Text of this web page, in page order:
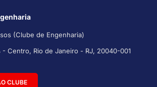
(Clube de Engenharia)
- Centro, Rio de Janeiro - RJ, 20040-001
CLUBE